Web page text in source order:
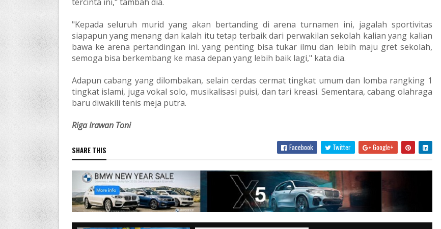
"Kepada seluruh murid yang akan bertanding di arena turnamen ini, jagalah sportivitas
siapapun yang menang dan kalah itu tetap terbaik dari perwakilan sekolah kalian yang kalian
bawa ke arena pertandingan ini. yang penting bisa tukar ilmu dan lebih maju gret sekolah,
semoga bisa berkembang ke masa depan yang lebih baik lagi," kata dia.
Adapun cabang yang dilombakan, selain cerdas cermat tingkat umum dan lomba rangking 1
tingkat islami, juga vokal solo, musikalisasi puisi, dan tari kreasi. Sementara, cabang olahraga
baru diwakili tenis meja putra.
Riga Irawan Toni
SHARE THIS Facebook Twitter Google+